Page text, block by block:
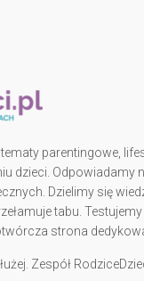
parentingowe,
dzieci. Odpowiadamy
Dzielimy się
tabu.
strona
Zespół